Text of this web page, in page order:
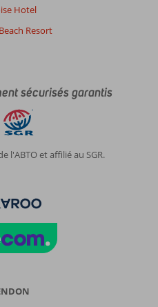
Hotel
Resort
sécurisés garantis
l'ABTO et affilié au SGR.